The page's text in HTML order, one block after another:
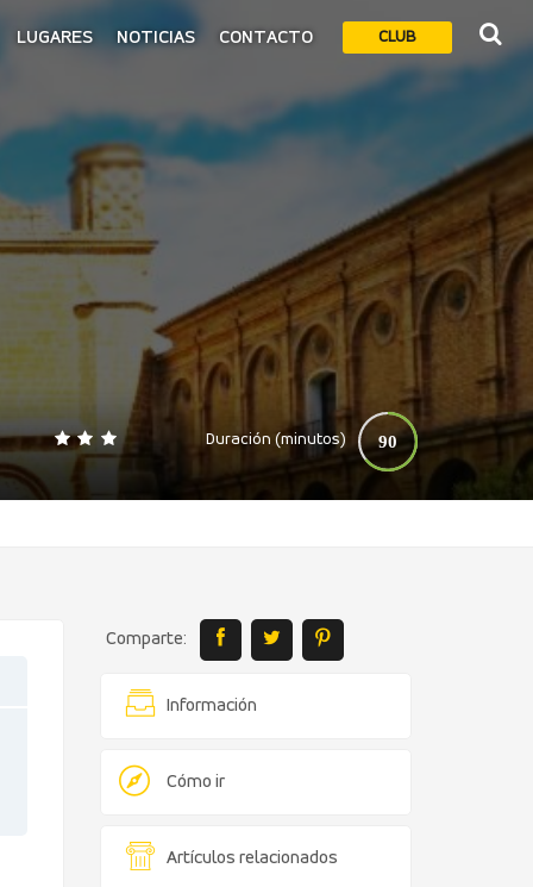
CLUB
LUGARES NOTICIAS CONTACTO
Duración (minutos) 90
0 140
Comparte:
Información
Cómo ir
Artículos relacionados